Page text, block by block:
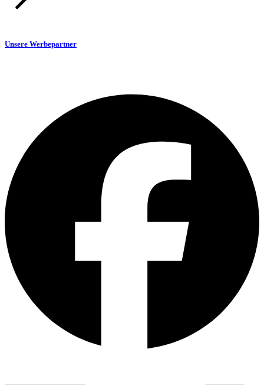
Unsere Werbepartner